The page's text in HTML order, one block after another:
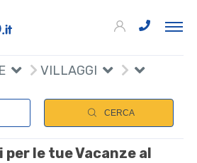
VILLAGGI
CERCA
le tue Vacanze al